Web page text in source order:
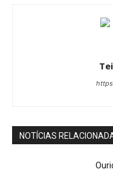
NOTÍCIAS